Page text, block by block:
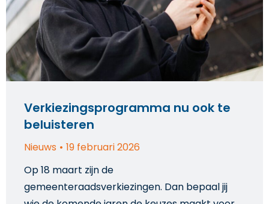
Verkiezingsprogramma nu ook te
beluisteren
Nieuws
19 februari 2026
Op 18 maart zijn de
gemeenteraadsverkiezingen. Dan bepaal jij